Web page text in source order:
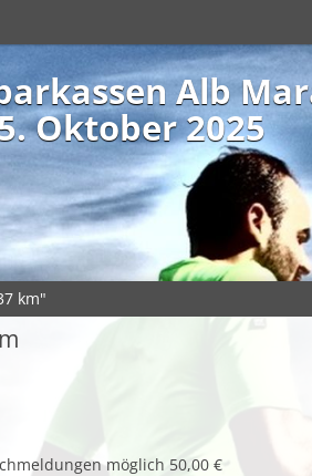
Alb
Oktober 2025
km"
möglich 50,00 €